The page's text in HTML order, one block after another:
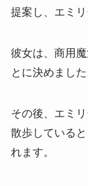
提案し、エミリ
彼女は、商用
とに決めました
その後、エミ
散歩している
れます。